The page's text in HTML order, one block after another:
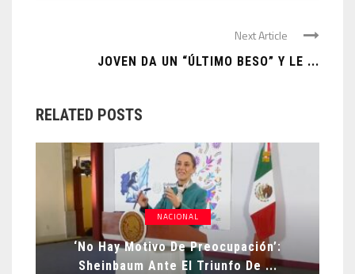
Next Article
JOVEN DA UN “ÚLTIMO BESO” Y LE ...
RELATED POSTS
NACIONAL
‘No Hay Motivo De Preocupación’:
Sheinbaum Ante El Triunfo De ...